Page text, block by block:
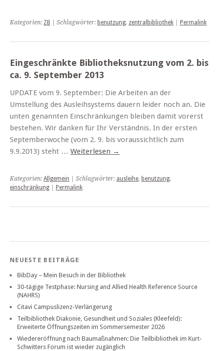
Kategorien: ZB | Schlagwörter: benutzung, zentralbibliothek Permalink
Eingeschränkte Bibliotheksnutzung vom 2. bis
ca. 9. September 2013
UPDATE vom 9. September: Die Arbeiten an der
Umstellung des Ausleihsystems dauern leider noch an. Die
unten genannten Einschränkungen bleiben damit vorerst
bestehen. Wir danken für Ihr Verständnis. In der ersten
Septemberwoche (vom 2. 9. bis voraussichtlich zum
9.9.2013) steht … Weiterlesen →
Kategorien: Allgemein | Schlagwörter: ausleihe, benutzung,
einschränkung
Permalink
NEUESTE BEITRÄGE
BibDay – Mein Besuch in der Bibliothek
30-tägige Testphase: Nursing and Allied Health Reference Source
(NAHRS)
Citavi Campuslizenz-Verlängerung
Teilbibliothek Diakonie, Gesundheit und Soziales (Kleefeld):
Erweiterte Öffnungszeiten im Sommersemester 2026
Wiedereröffnung nach Baumaßnahmen: Die Teilbibliothek im Kurt-
Schwitters Forum ist wieder zugänglich